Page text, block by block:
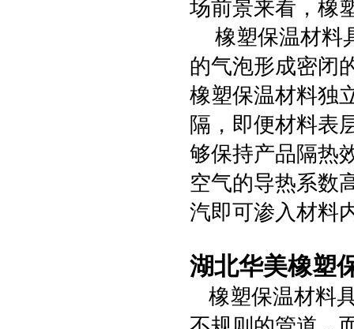
场前景来看，橡
橡塑保温材料
的气泡形成密闭
橡塑保温材料独
隔，即便材料表
够保持产品隔热
空气的导热系数
汽即可渗入材料
湖北华美橡塑
橡塑保温材料